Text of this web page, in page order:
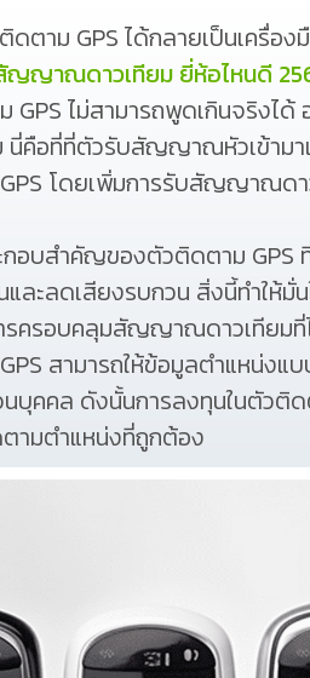
ดตาม GPS ได้กลายเป็นเครื่อ
ญาณดาวเทียม ยี่ห้อไหนดี
ไม่สามารถพูดเกินจริงไ
อที่ที่ตัวรับสัญญาณหัวเข้ามา
โดยเพิ่มการรับสัญญาณดา
บสำคัญของตัวติดตาม
ลดเสียงรบกวน สิ่งนี้ทำให้มั่
รครอบคลุมสัญญาณดาวเทีย
GPS สามารถให้ข้อมูลตำแหน่ง
บุคคล ดังนั้นการลงทุนในตั
ามตำแหน่งที่ถูกต้อง